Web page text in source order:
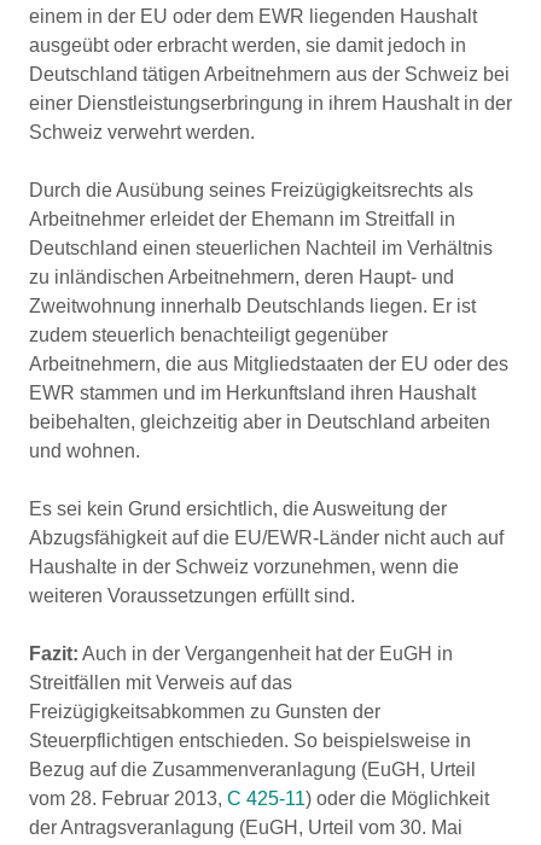
einem in der EU oder dem EWR liegenden Haushalt
ausgeübt oder erbracht werden, sie damit jedoch in
Deutschland tätigen Arbeitnehmern aus der Schweiz bei
einer Dienstleistungserbringung in ihrem Haushalt in der
Schweiz verwehrt werden.
Durch die Ausübung seines Freizügigkeitsrechts als
Arbeitnehmer erleidet der Ehemann im Streitfall in
Deutschland einen steuerlichen Nachteil im Verhältnis
zu inländischen Arbeitnehmern, deren Haupt- und
Zweitwohnung innerhalb Deutschlands liegen. Er ist
zudem steuerlich benachteiligt gegenüber
Arbeitnehmern, die aus Mitgliedstaaten der EU oder des
EWR stammen und im Herkunftsland ihren Haushalt
beibehalten, gleichzeitig aber in Deutschland arbeiten
und wohnen.
Es sei kein Grund ersichtlich, die Ausweitung der
Abzugsfähigkeit auf die EU/EWR-Länder nicht auch auf
Haushalte in der Schweiz vorzunehmen, wenn die
weiteren Voraussetzungen erfüllt sind.
Fazit: Auch in der Vergangenheit hat der EuGH in
Streitfällen mit Verweis auf das
Freizügigkeitsabkommen zu Gunsten der
Steuerpflichtigen entschieden. So beispielsweise in
Bezug auf die Zusammenveranlagung (EuGH, Urteil
vom 28. Februar 2013, C 425-11) oder die Möglichkeit
der Antragsveranlagung (EuGH, Urteil vom 30. Mai